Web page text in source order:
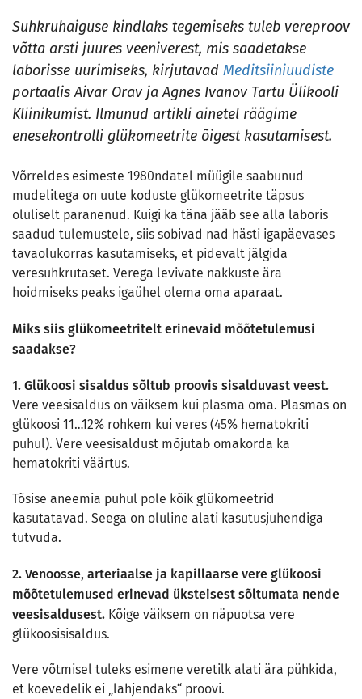
Suhkruhaiguse kindlaks tegemiseks tuleb vereproov
võtta arsti juures veeniverest, mis saadetakse
laborisse uurimiseks, kirjutavad Meditsiiniuudiste
portaalis Aivar Orav ja Agnes Ivanov Tartu Ülikooli
Kliinikumist. Ilmunud artikli ainetel räägime
enesekontrolli glükomeetrite õigest kasutamisest.
Võrreldes esimeste 1980ndatel müügile saabunud
mudelitega on uute koduste glükomeetrite täpsus
oluliselt paranenud. Kuigi ka täna jääb see alla laboris
saadud tulemustele, siis sobivad nad hästi igapäevases
tavaolukorras kasutamiseks, et pidevalt jälgida
veresuhkrutaset. Verega levivate nakkuste ära
hoidmiseks peaks igaühel olema oma aparaat.
Miks siis glükomeetritelt erinevaid mõõtetulemusi
saadakse?
1. Glükoosi sisaldus sõltub proovis sisalduvast veest.
Vere veesisaldus on väiksem kui plasma oma. Plasmas on
glükoosi 11…12% rohkem kui veres (45% hematokriti
puhul). Vere veesisaldust mõjutab omakorda ka
hematokriti väärtus.
Tõsise aneemia puhul pole kõik glükomeetrid
kasutatavad. Seega on oluline alati kasutusjuhendiga
tutvuda.
2. Venoosse, arteriaalse ja kapillaarse vere glükoosi
mõõtetulemused erinevad üksteisest sõltumata nende
veesisaldusest. Kõige väiksem on näpuotsa vere
glükoosisisaldus.
Vere võtmisel tuleks esimene veretilk alati ära pühkida,
et koevedelik ei „lahjendaks“ proovi.